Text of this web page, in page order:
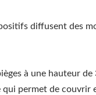
diffusent des
à une hauteur
permet de couvrir